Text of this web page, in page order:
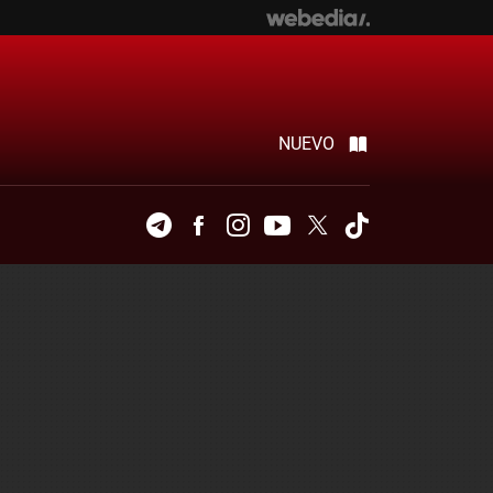
NUEVO
TelegramFacebookInstagramYoutubeTwitter